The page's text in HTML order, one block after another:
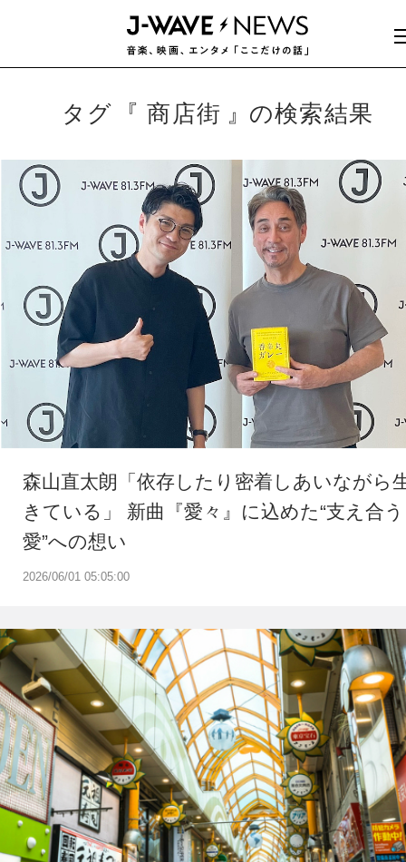
タグ 商店街 の検索結果
2026/06/01 05:05:00
森山直太朗「依存したり密着しあいながら
きている」 新曲『愛々』に込めた“支え合う
愛”への想い